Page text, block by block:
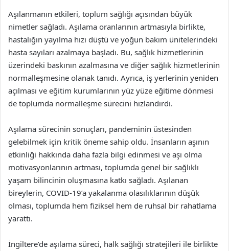
Aşılanmanın etkileri, toplum sağlığı açısından büyük
nimetler sağladı. Aşılama oranlarının artmasıyla birlikte,
hastalığın yayılma hızı düştü ve yoğun bakım ünitelerindeki
hasta sayıları azalmaya başladı. Bu, sağlık hizmetlerinin
üzerindeki baskının azalmasına ve diğer sağlık hizmetlerinin
normalleşmesine olanak tanıdı. Ayrıca, iş yerlerinin yeniden
açılması ve eğitim kurumlarının yüz yüze eğitime dönmesi
de toplumda normalleşme sürecini hızlandırdı.
Aşılama sürecinin sonuçları, pandeminin üstesinden
gelebilmek için kritik öneme sahip oldu. İnsanların aşının
etkinliği hakkında daha fazla bilgi edinmesi ve aşı olma
motivasyonlarının artması, toplumda genel bir sağlıklı
yaşam bilincinin oluşmasına katkı sağladı. Aşılanan
bireylerin, COVID-19’a yakalanma olasılıklarının düşük
olması, toplumda hem fiziksel hem de ruhsal bir rahatlama
yarattı.
İngiltere’de aşılama süreci, halk sağlığı stratejileri ile birlikte